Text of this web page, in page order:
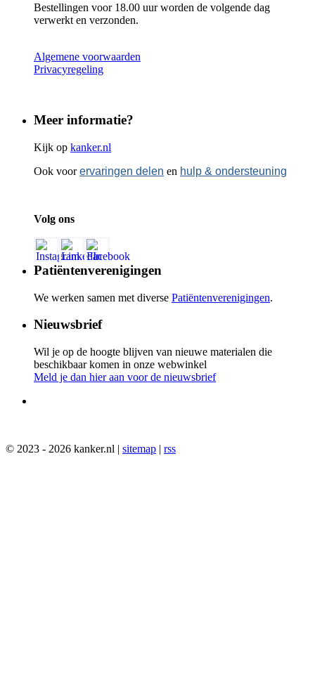
Bestellingen voor 18.00 uur worden de volgende dag
verwerkt en verzonden.
Algemene voorwaarden
Privacyregeling
Meer informatie?
Kijk op kanker.nl
Ook voorervaringen delen en hulp & ondersteuning
Volg ons
Patiëntenverenigingen
We werken samen met diverse Patiëntenverenigingen.
Nieuwsbrief
Wil je op de hoogte blijven van nieuwe materialen die
beschikbaar komen in onze webwinkel
Meld je dan hier aan voor de nieuwsbrief
© 2023 - 2026 kanker.nl | sitemap | rss